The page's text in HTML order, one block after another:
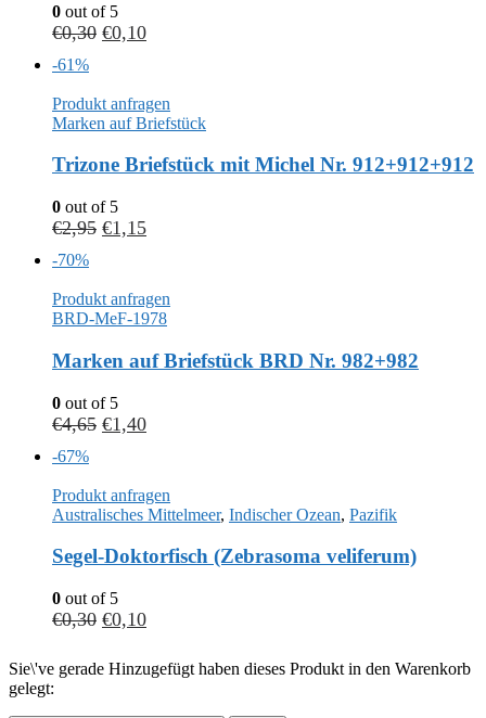
0 out of 5
€0,30 €0,10
-61%
Produkt anfragen
Marken auf Briefstück
Trizone Briefstück mit Michel Nr. 912+912+912
0 out of 5
€2,95 €1,15
-70%
Produkt anfragen
BRD-MeF-1978
Marken auf Briefstück BRD Nr. 982+982
0 out of 5
€4,65 €1,40
-67%
Produkt anfragen
Australisches Mittelmeer, Indischer Ozean, Pazifik
Segel-Doktorfisch (Zebrasoma veliferum)
0 out of 5
€0,30 €0,10
Sie\'ve gerade Hinzugefügt haben dieses Produkt in den Warenkorb
gelegt: